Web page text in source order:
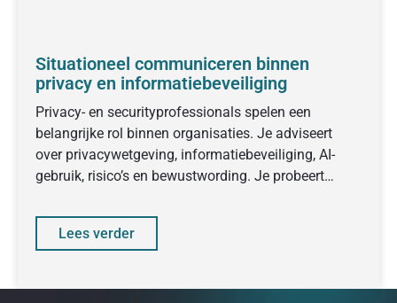
Situationeel communiceren binnen
privacy en informatiebeveiliging
Privacy- en securityprofessionals spelen een
belangrijke rol binnen organisaties. Je adviseert
over privacywetgeving, informatiebeveiliging, AI-
gebruik, risico’s en bewustwording. Je probeert
Lees verder